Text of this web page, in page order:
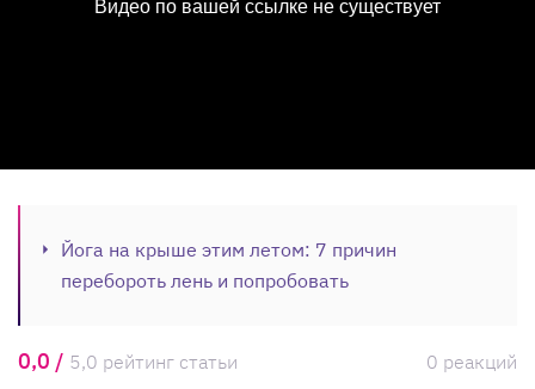
Йога на крыше этим летом: 7 причин
перебороть лень и попробовать
0,0 / 5,0 рейтинг статьи
0 реакций